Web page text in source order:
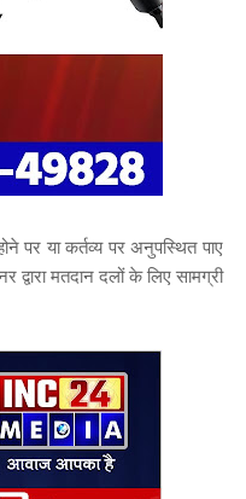
पर या कर्तव्य पर अनुपस्थित पाए
द्वारा मतदान दलों के लिए सामग्री